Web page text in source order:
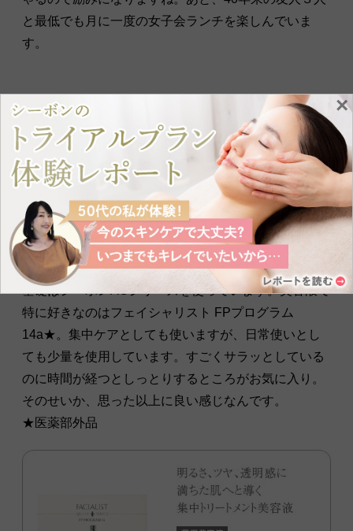
と最低でも月に一度の女子会ランチを楽しんでいま
す。
フェイシャリストに提案してもらう
自分に合ったサロンケアでとびきりの癒
しを体感
―お使いのスキンケアを教えてください。
戸丸様：スキンケアはすべてシーボンで揃えていて、
基礎はシーボンACシリーズを使っています。美容液で
特に好きなのはフェイシャリスト FPプログラム
14a★。集中ケアとしても使いますが、日常使いとし
ても少量を使用しています。すごくサラッとしている
のに時間が経つとしっとりするところがお気に入り。
そのせいか、思った以上に良い感じなんです。
★医薬部外品
×